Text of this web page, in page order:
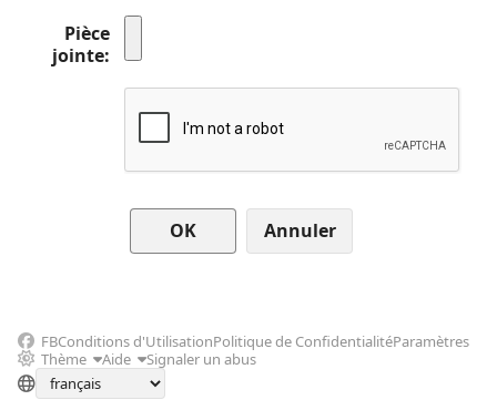
Pièce
jointe
Annuler
FBConditions d'UtilisationPolitique de ConfidentialitéParamètres
Thème
Aide Signaler un abus